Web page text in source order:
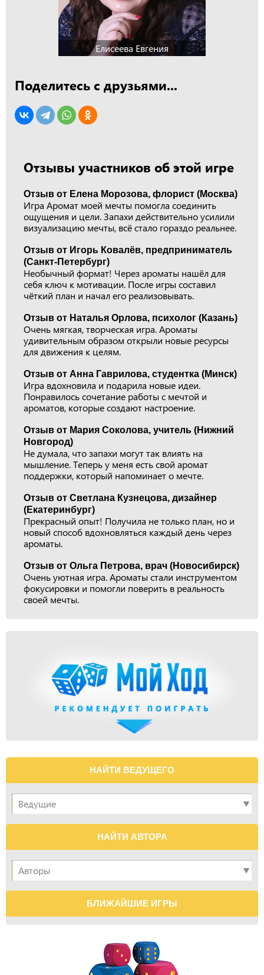
Елисеева Евгения
Поделитесь с друзьями...
Отзывы участников об этой игре
Отзыв от Елена Морозова, флорист (Москва)
Игра Аромат моей мечты помогла соединить
ощущения и цели. Запахи действительно усилили
визуализацию мечты, всё стало гораздо реальнее.
Отзыв от Игорь Ковалёв, предприниматель
(Санкт-Петербург)
Необычный формат! Через ароматы нашёл для
себя ключ к мотивации. После игры составил
чёткий план и начал его реализовывать.
Отзыв от Наталья Орлова, психолог (Казань)
Очень мягкая, творческая игра. Ароматы
удивительным образом открыли новые ресурсы
для движения к целям.
Отзыв от Анна Гаврилова, студентка (Минск)
Игра вдохновила и подарила новые идеи.
Понравилось сочетание работы с мечтой и
ароматов, которые создают настроение.
Отзыв от Мария Соколова, учитель (Нижний
Новгород)
Не думала, что запахи могут так влиять на
мышление. Теперь у меня есть свой аромат
поддержки, который напоминает о мечте.
Отзыв от Светлана Кузнецова, дизайнер
(Екатеринбург)
Прекрасный опыт! Получила не только план, но и
новый способ вдохновляться каждый день через
ароматы.
Отзыв от Ольга Петрова, врач (Новосибирск)
Очень уютная игра. Ароматы стали инструментом
фокусировки и помогли поверить в реальность
своей мечты.
НАЙТИ ВЕДУЩЕГО
НАЙТИ АВТОРА
БЛИЖАЙШИЕ ИГРЫ